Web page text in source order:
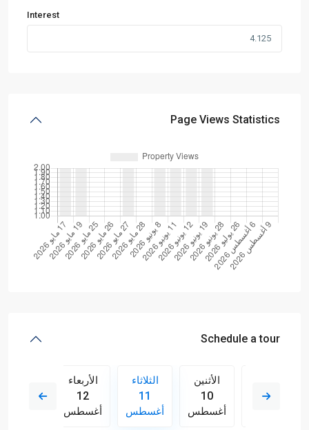
Interest
Page Views Statistics
Schedule a tour
19
الأثنين
10
أغسطس
الثلاثاء
11
أغسطس
الأربعاء
12
أغسطس